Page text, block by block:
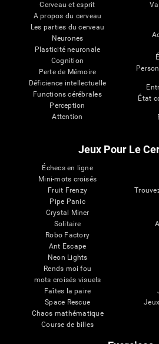
Cerveau et esprit
A propos du cerveau
Les parties du cerveau
Neurones
Plasticité neuronale
Cognition
Perte de Mémoire
Déficience intellectuelle
Functions cérébrales
Perception
Attention
État
Jeux Pour Le
Échecs en ligne
Mini-mots croisés
Fruit Frenzy
Pipe Panic
Crystal Miner
Solitaire
Robo Factory
Ant Escape
Neon Lights
Rends moi fou
mots croisés visuels
Faîtes la paire
Space Rescue
Chaos mathématique
Course de billes